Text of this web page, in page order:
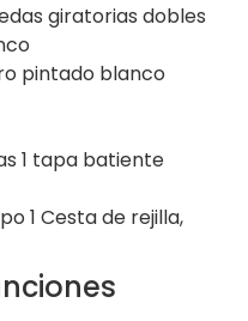
giratorias dobles
pintado blanco
1 tapa batiente
1 Cesta de rejilla,